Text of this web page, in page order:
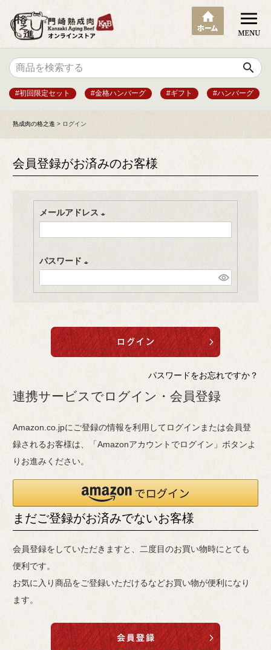
search
#初回限定セット #金格ハンバーグ #ギフト #ハンバーグ
熟成肉の格之進 ログイン
会員登録がお済みのお客様
メールアドレス
(
須
)
パスワード
(
)
パスワードをお忘れですか？
連携サービスでログイン・会員登録
Amazon.co.jpにご登録の情報を利用してログインまたは会員登
録されるお客様は、「Amazonアカウントでログイン」ボタンよ
りお進みください。
まだご登録がお済みでないお客様
会員登録をしていただきますと、二度目のお買い物時にとても
便利です。
お気に入り商品をご登録いただけるなどお買い物が便利になり
ます。